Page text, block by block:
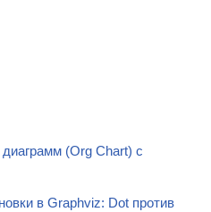
(Org Chart) с
в Graphviz: Dot против